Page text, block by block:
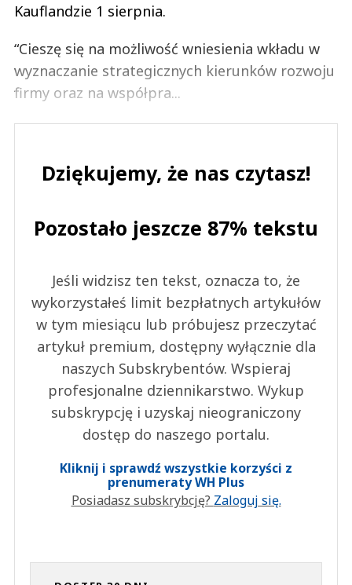
Kauflandzie 1 sierpnia.
“Cieszę się na możliwość wniesienia wkładu w
wyznaczanie strategicznych kierunków rozwoju
firmy oraz na współpra...
Dziękujemy, że nas czytasz!
Pozostało jeszcze 87% tekstu
Jeśli widzisz ten tekst, oznacza to, że
wykorzystałeś limit bezpłatnych artykułów
w tym miesiącu lub próbujesz przeczytać
artykuł premium, dostępny wyłącznie dla
naszych Subskrybentów. Wspieraj
profesjonalne dziennikarstwo. Wykup
subskrypcję i uzyskaj nieograniczony
dostęp do naszego portalu.
Kliknij i sprawdź wszystkie korzyści z
prenumeraty WH Plus
Posiadasz subskrybcję? Zaloguj się.